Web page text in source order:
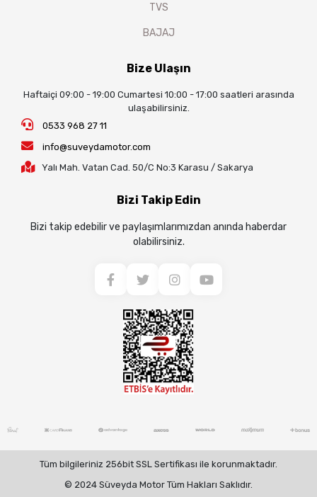
TVS
BAJAJ
Bize Ulaşın
Haftaiçi 09:00 - 19:00 Cumartesi 10:00 - 17:00 saatleri arasında
ulaşabilirsiniz.
0533 968 27 11
info@suveydamotor.com
Yalı Mah. Vatan Cad. 50/C No:3 Karasu / Sakarya
Bizi Takip Edin
Bizi takip edebilir ve paylaşımlarımızdan anında haberdar
olabilirsiniz.
Tüm bilgileriniz 256bit SSL Sertifikası ile korunmaktadır.
© 2024 Süveyda Motor Tüm Hakları Saklıdır.